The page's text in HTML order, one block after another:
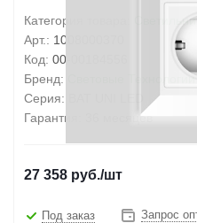
Категория товара:
Арт.: 1008000370
Код: 00-00184556
Бренд:
Световые Технологии
Серия:
Гарантия:
36 месяцев
27 358 руб./шт
Под заказ Запрос